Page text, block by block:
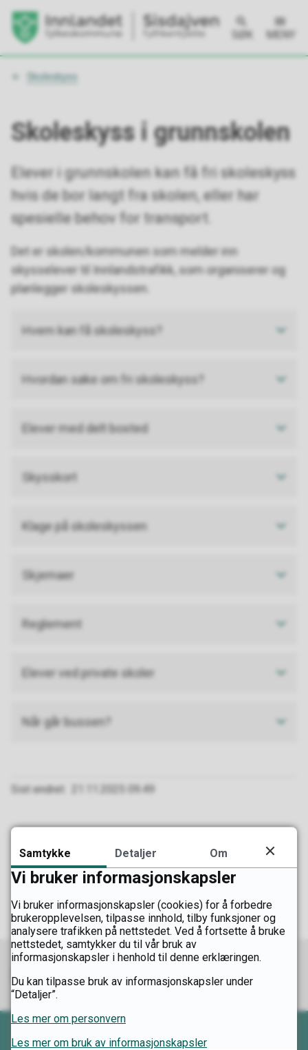
SØK MENY
Du
Skoleskyss
Skoleskyss i grunnskolen
Elever i grunnskolen kan få fri skoleskyss
hvis de bor langt fra skolen, eller har
spesielle behov for transport.
Det er skolen/kommunen som melder inn
skysselever til Innlandstrafikk, som organiserer og
planlegger skoleskyssen.
Hvem kan få skoleskyss?
Hvordan søke om fri skoleskyss?
Elever med delt bosted
Skysskort
Klage på skoleskyssen
Skjemaer
Reglement
Elever ved private skoler
Når går bussen?
Sist endret 21.11.2025 09.49
Fant du det du lette etter?
Ja Nei
Skriv utDel på Facebook
Samtykke Detaljer Om
Vi bruker informasjonskapsler
Vi bruker informasjonskapsler (cookies) for å forbedre
brukeropplevelsen, tilpasse innhold, tilby funksjoner og
analysere trafikken på nettstedet. Ved å fortsette å bruke
nettstedet, samtykker du til vår bruk av
informasjonskapsler i henhold til denne erklæringen.
Du kan tilpasse bruk av informasjonskapsler under
“Detaljer”.
Les mer om personvern
Les mer om bruk av informasjonskapsler